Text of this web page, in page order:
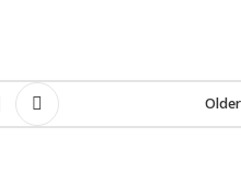
Older